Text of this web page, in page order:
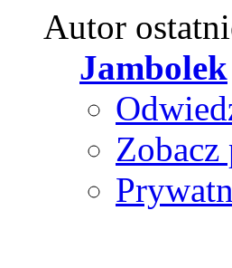
Autor
Jambolek
Zobacz